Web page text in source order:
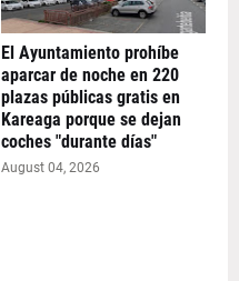
El Ayuntamiento prohíbe
aparcar de noche en 220
plazas públicas gratis en
Kareaga porque se dejan
coches "durante días"
August 04, 2026